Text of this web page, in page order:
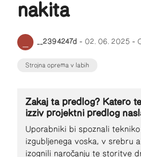
nakita
__2394247d – 02. 06. 2025 –
Strojna oprema v labih
Zakaj ta predlog? Katero
izziv projektni predlog
Uporabniki bi spoznali
izgubljenega voska, v srebru
izognili naročanju te storitve